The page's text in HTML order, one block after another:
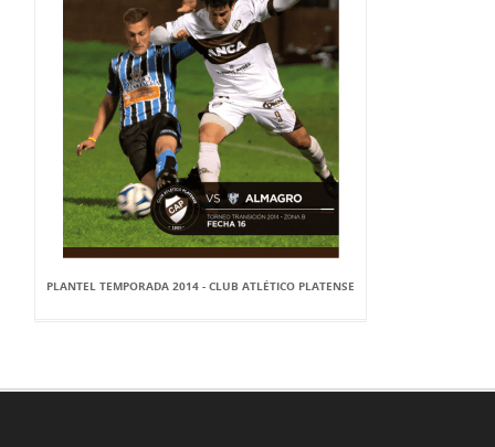
PLANTEL TEMPORADA 2014 - CLUB ATLÉTICO PLATENSE